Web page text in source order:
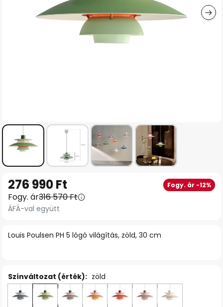
képgaléria
elejére
Louis Poulsen PH 5 lógó világítás, zöld, 30 cm
276 990 Ft Fogy. ár -12%
Fogy. ár316 570 Ft
ÁFÁ-val együtt
Színváltozat (érték): zöld